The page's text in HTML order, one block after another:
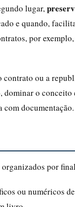
lugar,
e quando,
por
contrato ou a
o conceito
documentação.
por
ou numéricos